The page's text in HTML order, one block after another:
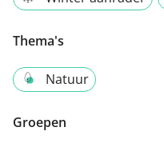
Thema's
Natuur
Groepen